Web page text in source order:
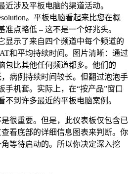
近涉及平板电脑的渠道活动。
。平板电脑看起来比您在概
准点略低 – 这不是一个好兆头。
显示了来自四个频道中每个频道的
和平均持续时间。图片清晰：通过
包比其他任何频道都多。他们的
病例持续时间较长。但翻过泡泡手
手机套。实际上，在“按产品”窗口
不到许多最近的平板电脑案例。
很重要。但是，此仪表板仅包含已
看底部的详细信息图表来判断。你
等待启动的。所以你决定深入挖